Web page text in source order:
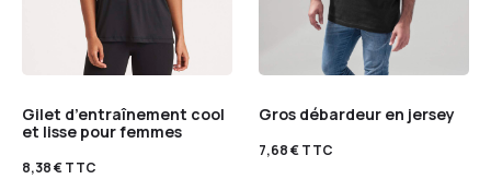
Gilet d’entraînement cool
et lisse pour femmes
8,38€TTC
Gros débardeur en jersey
7,68€TTC